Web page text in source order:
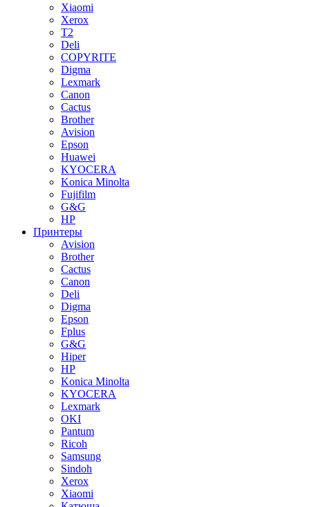
Xiaomi
Xerox
T2
Deli
COPYRITE
Digma
Lexmark
Canon
Cactus
Brother
Avision
Epson
Huawei
KYOCERA
Konica Minolta
Fujifilm
G&G
HP
Принтеры
Avision
Brother
Cactus
Canon
Deli
Digma
Epson
Fplus
G&G
Hiper
HP
Konica Minolta
KYOCERA
Lexmark
OKI
Pantum
Ricoh
Samsung
Sindoh
Xerox
Xiaomi